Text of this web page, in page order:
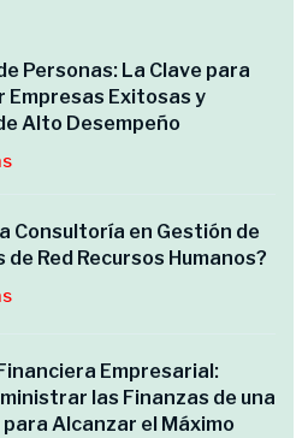
Personas: La Clave para
Empresas Exitosas y
Alto Desempeño
Consultoría en Gestión de
de Red Recursos Humanos?
Empresarial:
las Finanzas de una
para Alcanzar el Máximo